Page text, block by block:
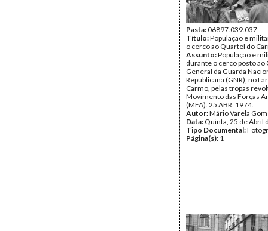
Pasta:06897.039.037
Título:População e
o cerco ao Quartel do
Assunto:População e
durante o cerco posto ao
General da Guarda
Republicana (GNR), no
Carmo, pelas tropas
Movimento das Forças
(MFA). 25 ABR. 1974.
Autor:Mário Varela
Data: Quinta, 25 de Abril
Tipo Documental:
Página(s): 1